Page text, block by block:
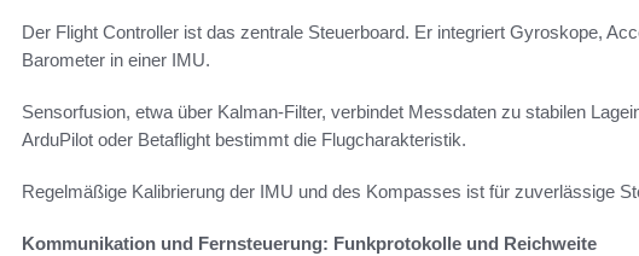
Der Flight Controller ist das zentrale Steuerboard. Er integriert Gyroskope,
Barometer in einer IMU.
Sensorfusion, etwa über Kalman-Filter, verbindet Messdaten zu stabilen
ArduPilot oder Betaflight bestimmt die Flugcharakteristik.
Regelmäßige Kalibrierung der IMU und des Kompasses ist für zuverlässige
Kommunikation und Fernsteuerung: Funkprotokolle und Reichweite